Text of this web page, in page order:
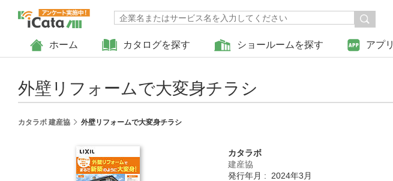
ホーム カタログを探す ショールームを探す アプリ
外壁リフォームで大変身チラシ
カタラボ 建産協 外壁リフォームで大変身チラシ
カタラボ
建産協
発行年月 : 2024年3月